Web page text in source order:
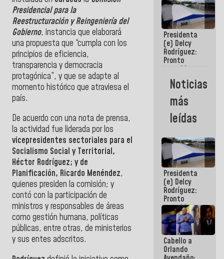
Presidencial para la
Reestructuración y Reingeniería del
Gobierno, instancia que elaborará
una propuesta que “cumpla con los
principios de eficiencia,
transparencia y democracia
protagónica”, y que se adapte al
momento histórico que atraviesa el
país.
De acuerdo con una nota de prensa,
la actividad fue liderada por los
vicepresidentes sectoriales para el
Socialismo Social y Territorial,
Héctor Rodríguez; y de
Planificación, Ricardo Menéndez,
quienes presiden la comisión; y
contó con la participación de
ministros y responsables de áreas
como gestión humana, políticas
públicas, entre otras, de ministerios
y sus entes adscritos.
Giraly
Marcano por
hacer
historia en
los
Centroamericanos
Presidenta
(e) Delcy
Rodríguez:
Pronto
restableceremos
las
operaciones
Aeropuerto
Internacional
de
Noticias
más
leídas
Presidenta
(e) Delcy
Rodríguez:
Pronto
restableceremos
las
operaciones
en el
Aeropuerto
Internacional
Cabello a
Orlando